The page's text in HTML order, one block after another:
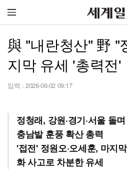
與 "내란청산" 野
지막 유세 '총력전'
입력 : 2026-06-02 09:17
정청래, 강원·경기·서울 돌
충남발 훈풍 확산 총력
'접전' 정원오·오세훈, 마지
화 사고로 차분한 유세